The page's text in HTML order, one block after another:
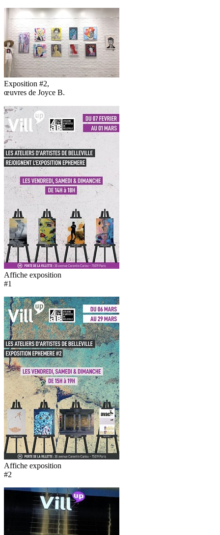
Exposition #2,
œuvres de Joyce B.
Affiche exposition
#1
Affiche exposition
#2